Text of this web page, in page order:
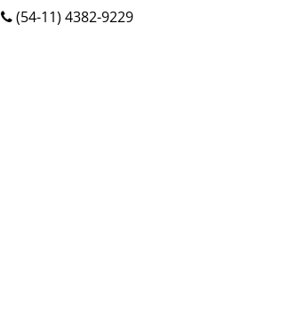
(54-11) 4382-9229